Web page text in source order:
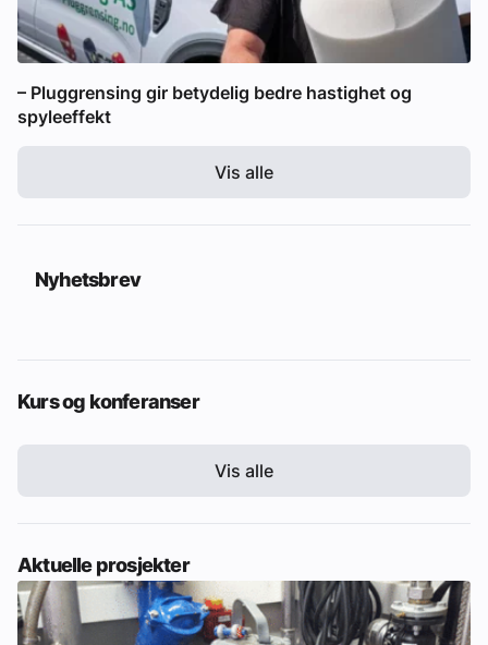
– Pluggrensing gir betydelig bedre hastighet og
spyleeffekt
Vis alle
Nyhetsbrev
Kurs og konferanser
Vis alle
Aktuelle prosjekter